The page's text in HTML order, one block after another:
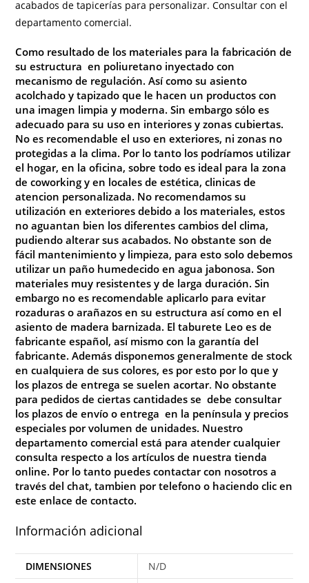
acabados de tapicerías para personalizar. Consultar con el
departamento comercial.
Como resultado de los materiales para la fabricación de
su estructura en poliuretano inyectado con
mecanismo de regulación. Así como su asiento
acolchado y tapizado que le hacen un productos con
una imagen limpia y moderna. Sin embargo sólo es
adecuado para su uso en interiores y zonas cubiertas.
No es recomendable el uso en exteriores, ni zonas no
protegidas a la clima. Por lo tanto los podríamos utilizar
el hogar, en la oficina, sobre todo es ideal para la zona
de coworking y en locales de estética, clinicas de
atencion personalizada. No recomendamos su
utilización en exteriores debido a los materiales, estos
no aguantan bien los diferentes cambios del clima,
pudiendo alterar sus acabados. No obstante son de
fácil mantenimiento y limpieza, para esto solo debemos
utilizar un paño humedecido en agua jabonosa. Son
materiales muy resistentes y de larga duración. Sin
embargo no es recomendable aplicarlo para evitar
rozaduras o arañazos en su estructura así como en el
asiento de madera barnizada. El taburete Leo es de
fabricante español, así mismo con la garantía del
fabricante. Además disponemos generalmente de stock
en cualquiera de sus colores, es por esto por lo que y
los plazos de entrega se suelen acortar. No obstante
para pedidos de ciertas cantidades se debe consultar
los plazos de envío o entrega en la península y precios
especiales por volumen de unidades. Nuestro
departamento comercial está para atender cualquier
consulta respecto a los artículos de nuestra tienda
online. Por lo tanto puedes contactar con nosotros a
través del chat, tambien por telefono o haciendo clic en
este enlace decontacto.
Información adicional
DIMENSIONES
N/D